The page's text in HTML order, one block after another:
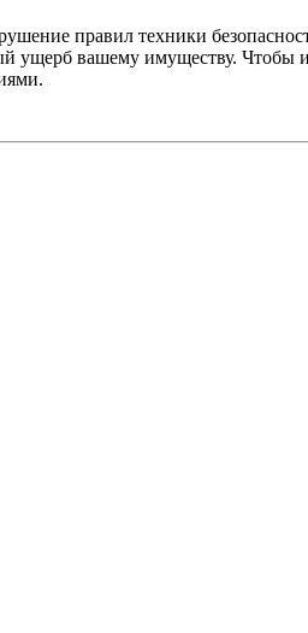
правил техники
ущерб вашему имуществу. Чтобы